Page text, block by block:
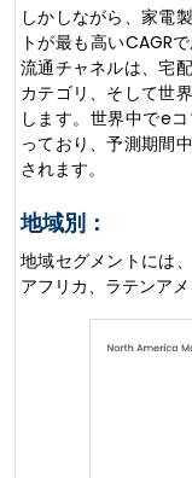
しかしながら、家電
トが最も高いCAGR
流通チャネルは、宅
カテゴリ、そして世
します。世界中でe
っており、予測期間
されます。
地域別：
地域セグメントには
アフリカ、ラテンアメ